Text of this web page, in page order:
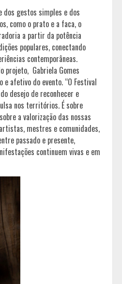
dos gestos simples e dos
como o prato e a faca, o
a partir da potência
populares, conectando
contemporâneas.
projeto, Gabriela Gomes
afetivo do evento. “O Festival
desejo de reconhecer e
nos territórios. É sobre
a valorização das nossas
mestres e comunidades,
passado e presente,
continuem vivas e em